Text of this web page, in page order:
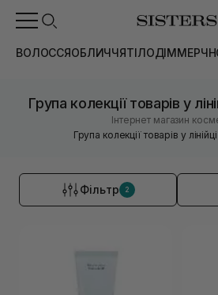
ВОЛОССЯОБЛИЧЧЯТІЛОДІММЕРЧ
Група колекції товарів у
Інтернет магазин
Група колекції товарів у
Фільтр 2